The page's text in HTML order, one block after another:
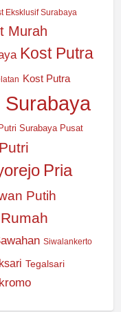
Eksklusif Surabaya
Murah
Kost Putra
Kost Putra
Surabaya
Surabaya Pusat
Pria
Putih
Rumah
Siwalankerto
Tegalsari